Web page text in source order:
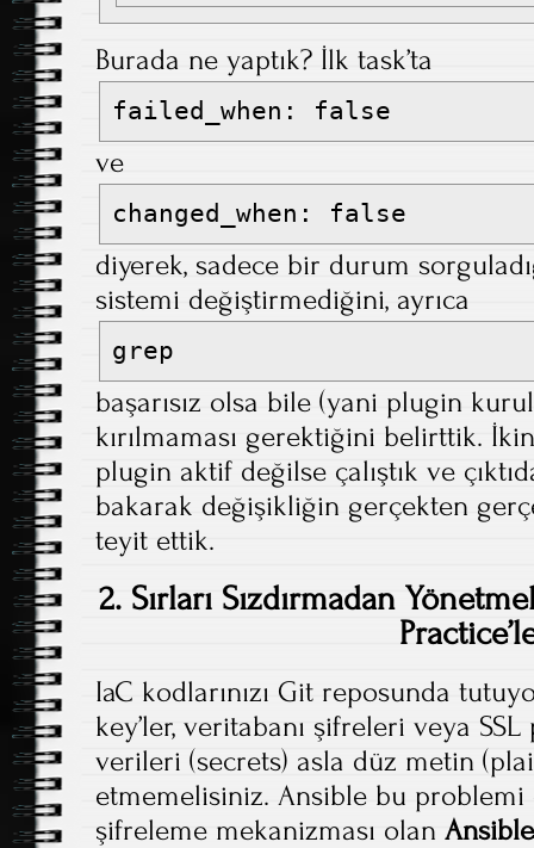
Burada ne yaptık? İlk task’ta
failed_when: false
ve
changed_when: false
diyerek, sadece bir durum
sistemi değiştirmediğini, ayrıca
grep
başarısız olsa bile (yani plugin
kırılmaması gerektiğini belirttik.
plugin aktif değilse çalıştık ve
bakarak değişikliğin gerçekten
teyit ettik.
2. Sırları Sızdırmadan
IaC kodlarınızı Git reposunda
key’ler, veritabanı şifreleri veya
verileri (secrets) asla düz metin
etmemelisiniz. Ansible bu
şifreleme mekanizması olan